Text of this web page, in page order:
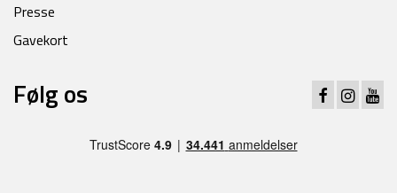
Presse
Gavekort
Følg os